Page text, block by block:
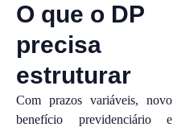
O que o DP
precisa
estruturar
Com prazos variáveis, novo
benefício previdenciário e